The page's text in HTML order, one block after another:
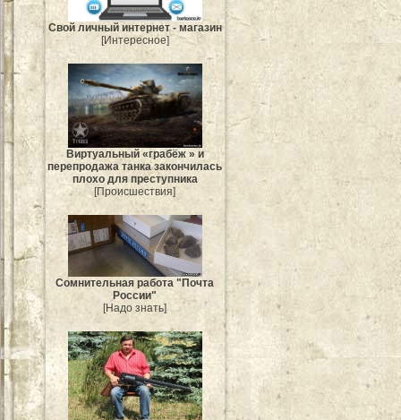
Свой личный интернет - магазин
[Интересное]
Виртуальный «грабёж » и
перепродажа танка закончилась
плохо для преступника
[Происшествия]
Сомнительная работа "Почта
России"
[Надо знать]